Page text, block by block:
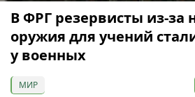
В ФРГ резервисты из-за
оружия для учений
у военных
МИР